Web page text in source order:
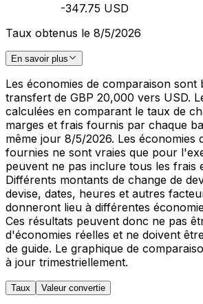
-347.75 USD
Taux obtenus le 8/5/2026
En savoir plus
Les économies de comparaison sont
transfert de GBP 20,000 vers USD.
calculées en comparant le taux de
marges et frais fournis par chaque
même jour 8/5/2026. Les économies
fournies ne sont vraies que pour
peuvent ne pas inclure tous les frais
Différents montants de change de
devise, dates, heures et autres
donneront lieu à différentes
Ces résultats peuvent donc ne pas
d'économies réelles et ne doivent
de guide. Le graphique de
à jour trimestriellement.
Taux Valeur convertie